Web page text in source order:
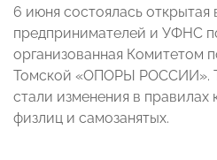
6 июня состоялась открытая
предпринимателей и УФНС
организованная Комитетом
Томской «ОПОРЫ РОССИИ».
стали изменения в правилах
физлиц и самозанятых.